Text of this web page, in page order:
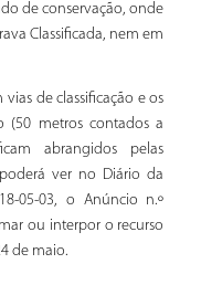
de conservação, onde
Classificada, nem em
de classificação e os
(50 metros contados a
abrangidos pelas
ver no Diário da
05-03, o Anúncio n.º
ou interpor o recurso
de maio.